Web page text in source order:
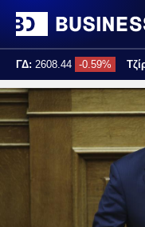
ΓΔ: 2608.44 -0.59%
Τελ. ενημέρωση: 17:25:02